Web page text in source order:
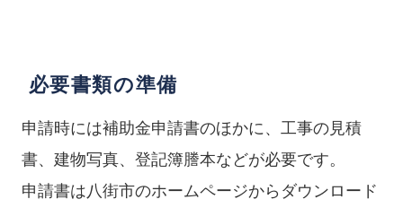
必要書類の準備
申請時には補助金申請書のほかに、工事の見積
書、建物写真、登記簿謄本などが必要です。
申請書は八街市のホームページからダウンロード